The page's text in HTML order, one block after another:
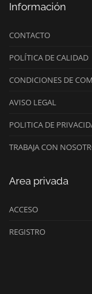
Información
CONTACTO
POLÍTICA DE CALIDAD
CONDICIONES DE
AVISO LEGAL
POLITICA DE
TRABAJA CON
Area privada
ACCESO
REGISTRO